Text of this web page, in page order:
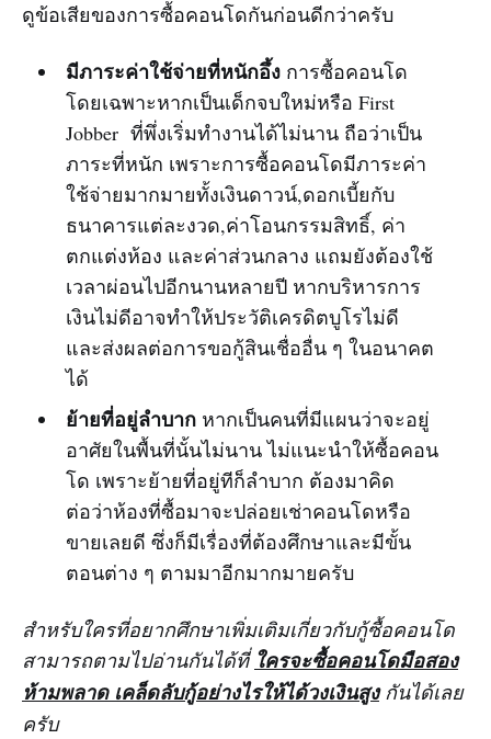
ดูข้อเสียของการซื้อคอนโดกันก่อนดีกว่าครับ
มีภาระค่าใช้จ่ายที่หนักอึ้งการซื้อคอนโด
โดยเฉพาะหากเป็นเด็กจบใหม่หรือ First
Jobber ที่พึ่งเริ่มทำงานได้ไม่นาน ถือว่าเป็น
ภาระที่หนัก เพราะการซื้อคอนโดมีภาระค่า
ใช้จ่ายมากมายทั้งเงินดาวน์,ดอกเบี้ยกับ
ธนาคารแต่ละงวด,ค่าโอนกรรมสิทธิ์, ค่า
ตกแต่งห้อง และค่าส่วนกลาง แถมยังต้องใช้
เวลาผ่อนไปอีกนานหลายปี หากบริหารการ
เงินไม่ดีอาจทำให้ประวัติเครดิตบูโรไม่ดี
และส่งผลต่อการขอกู้สินเชื่ออื่น ๆ ในอนาคต
ได้
ย้ายที่อยู่ลำบาก หากเป็นคนที่มีแผนว่าจะอยู่
อาศัยในพื้นที่นั้นไม่นาน ไม่แนะนำให้ซื้อคอน
โด เพราะย้ายที่อยู่ทีก็ลำบาก ต้องมาคิด
ต่อว่าห้องที่ซื้อมาจะปล่อยเช่าคอนโดหรือ
ขายเลยดี ซึ่งก็มีเรื่องที่ต้องศึกษาและมีขั้น
ตอนต่าง ๆ ตามมาอีกมากมายครับ
สำหรับใครที่อยากศึกษาเพิ่มเติมเกี่ยวกับกู้ซื้อคอนโด
สามารถตามไปอ่านกันได้ที่ ใครจะซื้อคอนโดมือสอง
ห้ามพลาด เคล็ดลับกู้อย่างไรให้ได้วงเงินสูง กันได้เลย
ครับ